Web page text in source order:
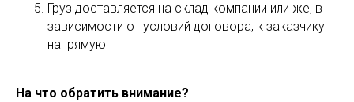
Груз доставляется на склад компании или же, в
зависимости от условий договора, к заказчику
напрямую
На что обратить внимание?